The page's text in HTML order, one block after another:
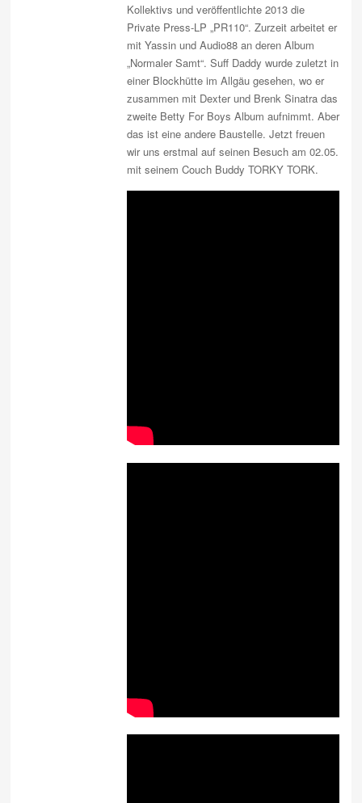
Kollektivs und veröffentlichte 2013 die
Private Press-LP „PR110“. Zurzeit arbeitet er
mit Yassin und Audio88 an deren Album
„Normaler Samt“. Suff Daddy wurde zuletzt in
einer Blockhütte im Allgäu gesehen, wo er
zusammen mit Dexter und Brenk Sinatra das
zweite Betty For Boys Album aufnimmt. Aber
das ist eine andere Baustelle. Jetzt freuen
wir uns erstmal auf seinen Besuch am 02.05.
mit seinem Couch Buddy TORKY TORK.